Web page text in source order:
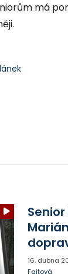
má
16. dubna
Fajtová